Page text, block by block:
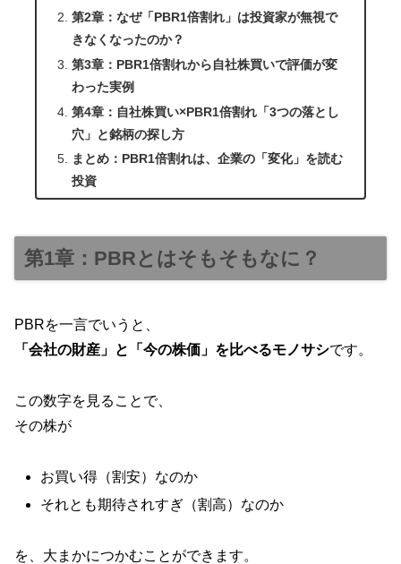
第2章：なぜ「PBR1倍割れ」は投資家が無視で
きなくなったのか？
第3章：PBR1倍割れから自社株買いで評価が変
わった実例
第4章：自社株買い×PBR1倍割れ「3つの落とし
穴」と銘柄の探し方
まとめ：PBR1倍割れは、企業の「変化」を読む
投資
第1章：PBRとはそもそもなに？
PBRを一言でいうと、
「会社の財産」と「今の株価」を比べるモノサシです。
この数字を見ることで、
その株が
お買い得（割安）なのか
それとも期待されすぎ（割高）なのか
を、大まかにつかむことができます。